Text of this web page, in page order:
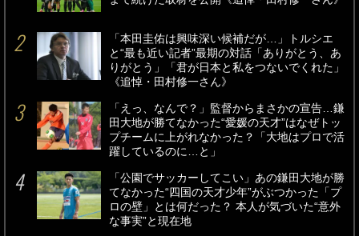
「本田圭佑は興味深い候補だが…」トルシエ
と“最も近い記者”最期の対話「ありがとう、あ
りがとう」「君が日本と私をつないでくれた」
《追悼・田村修一さん》
「えっ、なんで？」監督からまさかの宣告…鎌
田大地が勝てなかった“愛媛の天才”はなぜトッ
プチームに上がれなかった？「大地はプロで活
躍しているのに…と」
「公園でサッカーしてこい」あの鎌田大地が勝
てなかった“四国の天才少年”がぶつかった「プ
ロの壁」とは何だった？ 本人が気づいた“意外
な事実”と現在地